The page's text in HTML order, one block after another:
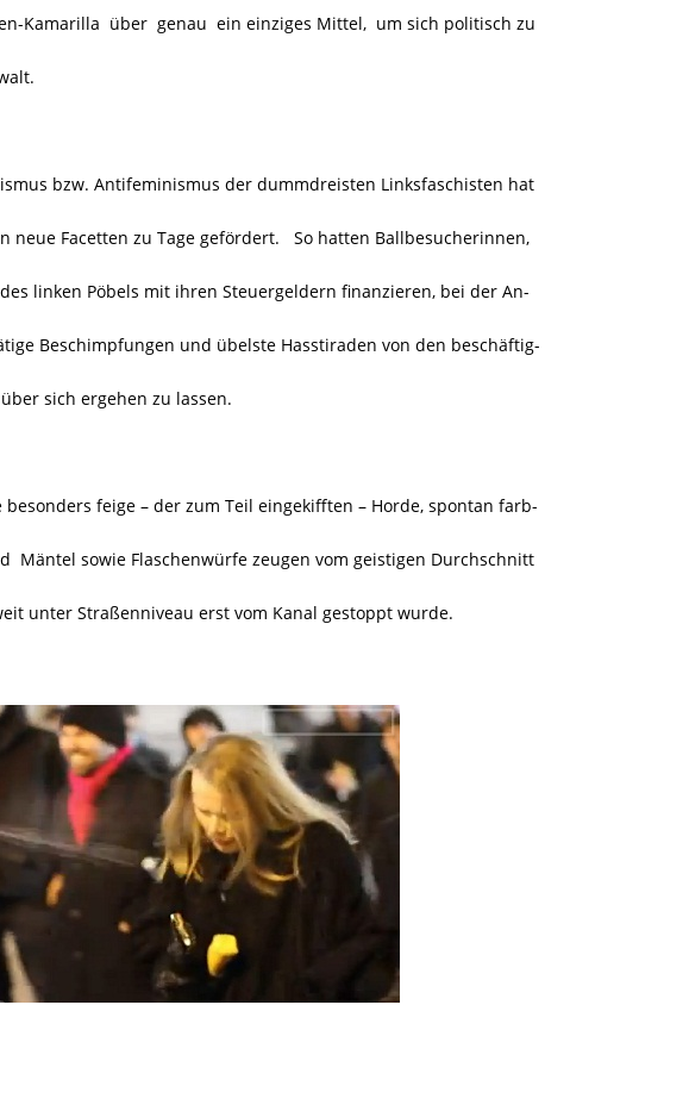
Kamarilla über genau ein einziges Mittel, um sich politisch zu
bzw. Antifeminismus der dummdreisten Linksfaschisten hat
neue Facetten zu Tage gefördert. So hatten Ballbesucherinnen,
linken Pöbels mit ihren Steuergeldern finanzieren, bei der An-
Beschimpfungen und übelste Hasstiraden von den beschäftig-
sich ergehen zu lassen.
feige – der zum Teil eingekifften – Horde, spontan farb-
sowie Flaschenwürfe zeugen vom geistigen Durchschnitt
unter Straßenniveau erst vom Kanal gestoppt wurde.